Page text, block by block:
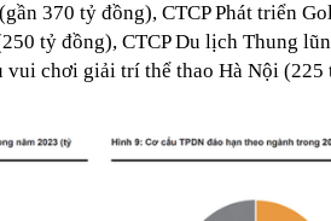
370 tỷ đồng), CTCP Phát triển
tỷ đồng), CTCP Du lịch Thung
chơi giải trí thể thao Hà Nội (225